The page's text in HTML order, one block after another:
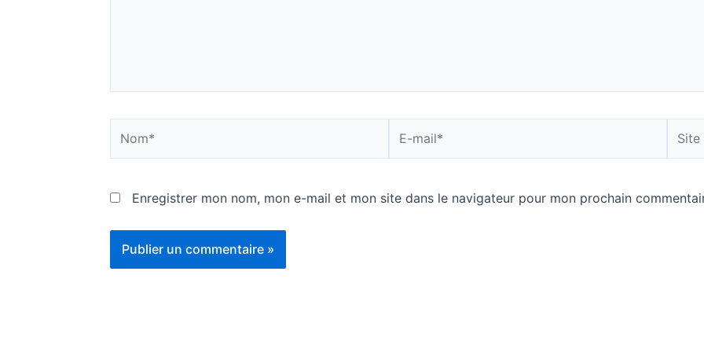
mail*
Enregistrer mon nom, mon e-mail et mon site dans le navigateur pour mon prochain